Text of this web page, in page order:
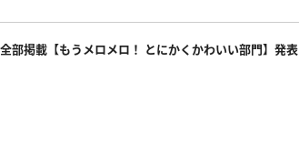
部掲載【もうメロメロ！ とにかくかわいい部門】発表